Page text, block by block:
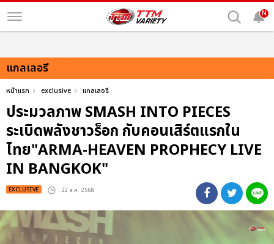
N
แกลเลอรี
หน้าแรก exclusive แกลเลอรี
ประมวลภาพ SMASH INTO PIECES
ระเบิดพลังชาวร็อก กับคอนเสิร์ตแรกใน
ไทย"ARMA-HEAVEN PROPHECY LIVE
IN BANGKOK"
EXCLUSIVE : 22 ส.ค. 2568